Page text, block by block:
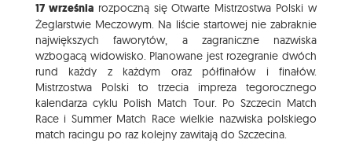
17 wrześniarozpoczną się Otwarte Mistrzostwa Polski w
Żeglarstwie Meczowym. Na liście startowej nie zabraknie
największych faworytów, a zagraniczne nazwiska
wzbogacą widowisko. Planowane jest rozegranie dwóch
rund każdy z każdym oraz półfinałów i finałów.
Mistrzostwa Polski to trzecia impreza tegorocznego
kalendarza cyklu Polish Match Tour. Po Szczecin Match
Race i Summer Match Race wielkie nazwiska polskiego
match racingu po raz kolejny zawitają do Szczecina.